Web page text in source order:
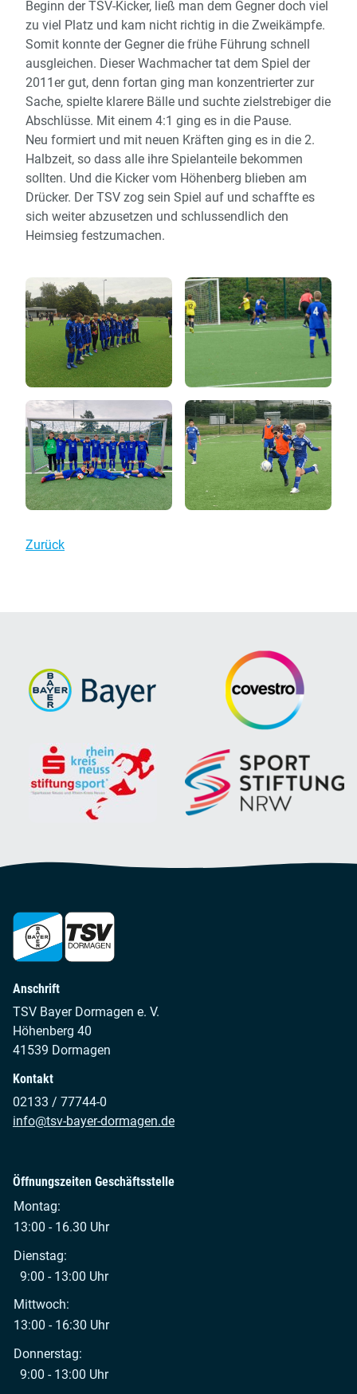
Beginn der TSV-Kicker, ließ man dem Gegner doch viel
zu viel Platz und kam nicht richtig in die Zweikämpfe.
Somit konnte der Gegner die frühe Führung schnell
ausgleichen. Dieser Wachmacher tat dem Spiel der
2011er gut, denn fortan ging man konzentrierter zur
Sache, spielte klarere Bälle und suchte zielstrebiger die
Abschlüsse. Mit einem 4:1 ging es in die Pause.
Neu formiert und mit neuen Kräften ging es in die 2.
Halbzeit, so dass alle ihre Spielanteile bekommen
sollten. Und die Kicker vom Höhenberg blieben am
Drücker. Der TSV zog sein Spiel auf und schaffte es
sich weiter abzusetzen und schlussendlich den
Heimsieg festzumachen.
Zurück
Anschrift
TSV Bayer Dormagen e. V.
Höhenberg 40
41539 Dormagen
Kontakt
02133 / 77744-0
info@tsv-bayer-dormagen.de
Öffnungszeiten Geschäftsstelle
Montag:
13:00 - 16.30 Uhr
Dienstag:
9:00 - 13:00 Uhr
Mittwoch:
13:00 - 16:30 Uhr
Donnerstag:
9:00 - 13:00 Uhr